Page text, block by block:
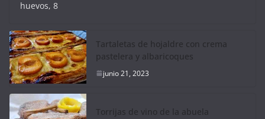
huevos, 8
Tartaletas de hojaldre con crema
pastelera y albaricoques
junio 21, 2023
Torrijas de vino de la abuela